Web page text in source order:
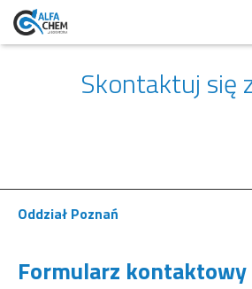
O firmie
Dystrybucja
Oferta produktowa
Certyfikaty
Skontaktuj się
Oddział Poznań
Formularz kontaktowy